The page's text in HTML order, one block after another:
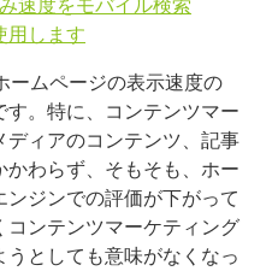
用します
ームページの表示速度の
。特に、コンテンツマー
ィアのコンテンツ、記事
わらず、そもそも、ホー
ジンでの評価が下がって
ンテンツマーケティング
としても意味がなくなっ